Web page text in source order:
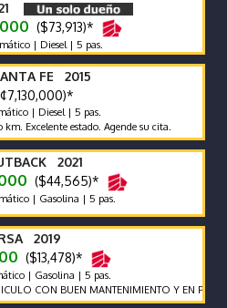
($73,913)*
| Diesel | 5 pas.
FE 2015
| Diesel | 5 pas.
estado. Agende su cita.
2021
($44,565)*
| Gasolina | 5 pas.
2019
($13,478)*
| Gasolina | 5 pas.
CON BUEN MANTENIMIENTO Y EN PERFECTO